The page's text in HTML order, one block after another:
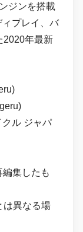
ジンを搭載
プレイ、バ
2020年最新
ル ジャパ
集したも
は異なる場